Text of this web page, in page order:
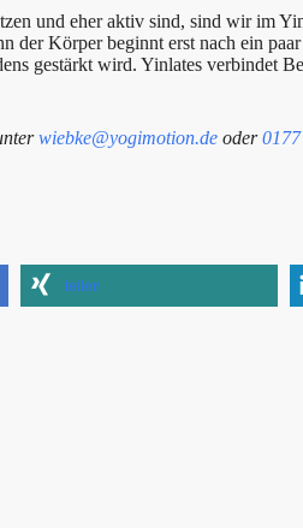
und eher aktiv sind, sind wir im
der Körper beginnt erst nach ein
gestärkt wird. Yinlates
wiebke@yogimotion.de oder
teilen